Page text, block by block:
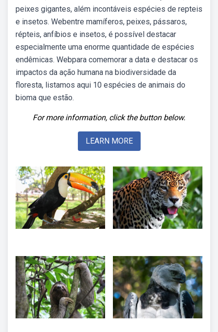
peixes gigantes, além incontáveis espécies de repteis
e insetos. Webentre mamíferos, peixes, pássaros,
répteis, anfíbios e insetos, é possível destacar
especialmente uma enorme quantidade de espécies
endêmicas. Webpara comemorar a data e destacar os
impactos da ação humana na biodiversidade da
floresta, listamos aqui 10 espécies de animais do
bioma que estão.
For more information, click the button below.
LEARN MORE